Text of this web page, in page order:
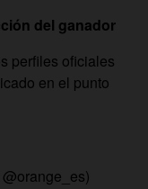
del ganador
perfiles oficiales
en el punto